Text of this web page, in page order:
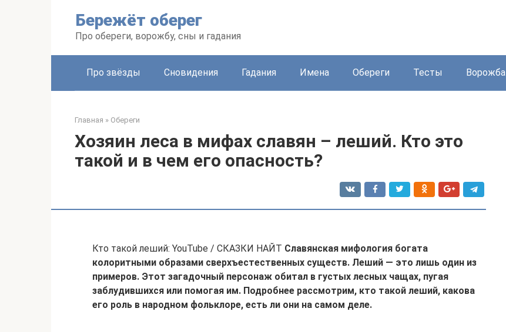
Бережёт оберег
Про обереги, ворожбу, сны и гадания
Про звёзды Сновидения Гадания Имена Обереги Тесты Ворожба
Главная » Обереги
Хозяин леса в мифах славян – леший. Кто это
такой и в чем его опасность?
Кто такой леший: YouTube / СКАЗКИ НАЙТ Славянская мифология богата
колоритными образами сверхъестественных существ. Леший — это лишь один из
примеров. Этот загадочный персонаж обитал в густых лесных чащах, пугая
заблудившихся или помогая им. Подробнее рассмотрим, кто такой леший, какова
его роль в народном фольклоре, есть ли они на самом деле.